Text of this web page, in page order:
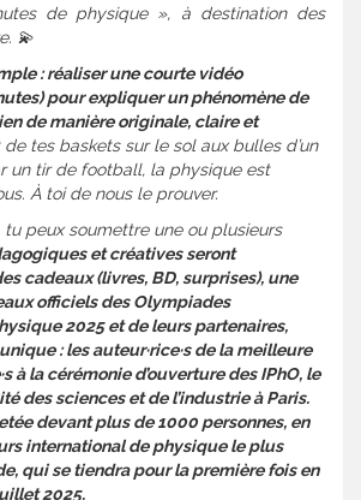
de physique », à destination des
💫
: réaliser une courte vidéo
pour expliquer un phénomène de
de manière originale, claire et
de tes baskets sur le sol aux bulles d’un
un tir de football, la physique est
À toi de nous le prouver.
tu peux soumettre une ou plusieurs
et créatives seront
cadeaux (livres, BD, surprises), une
officiels des Olympiades
2025 et de leurs partenaires,
: les auteur·rice·s de la meilleure
à la cérémonie d’ouverture des IPhO, le
des sciences et de l’industrie à Paris.
devant plus de 1000 personnes, en
international de physique le plus
qui se tiendra pour la première fois en
2025.